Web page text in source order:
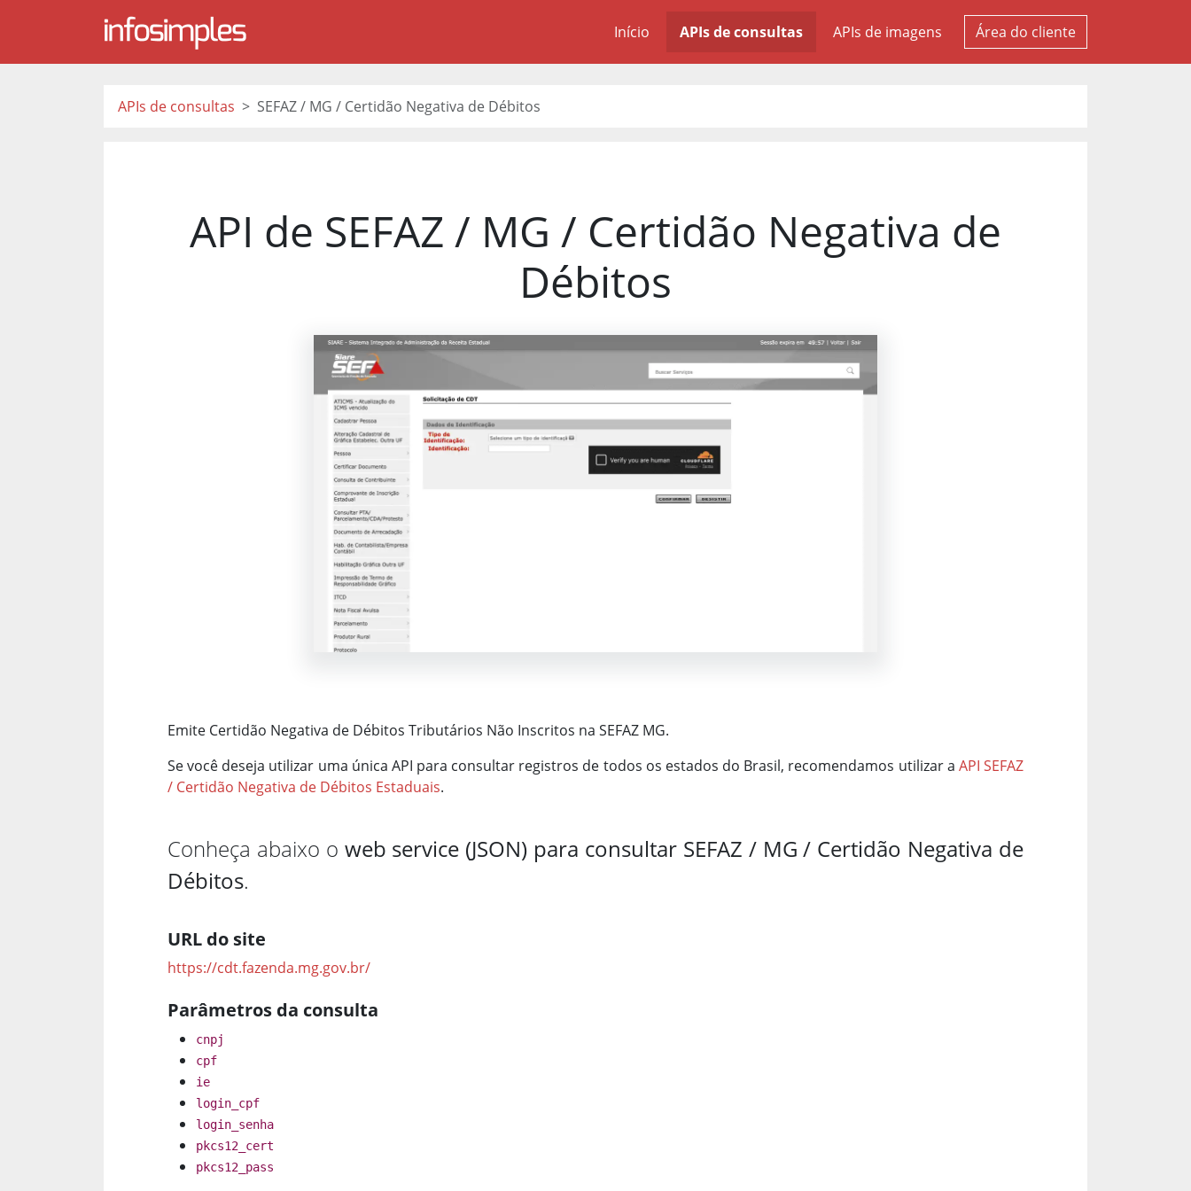
Início APIs de consultas APIs de imagens Área do cliente
APIs de consultas SEFAZ / MG / Certidão Negativa de Débitos
API de SEFAZ / MG / Certidão Negativa de
Débitos
Emite Certidão Negativa de Débitos Tributários Não Inscritos na SEFAZ MG.
Se você deseja utilizar uma única API para consultar registros de todos os estados do Brasil, recomendamos utilizar a API SEFAZ
/ Certidão Negativa de Débitos Estaduais.
Conheça abaixo o web service (JSON) para consultar SEFAZ / MG / Certidão Negativa de
Débitos.
URL do site
https://cdt.fazenda.mg.gov.br/
Parâmetros da consulta
cnpj
cpf
ie
login_cpf
login_senha
pkcs12_cert
pkcs12_pass